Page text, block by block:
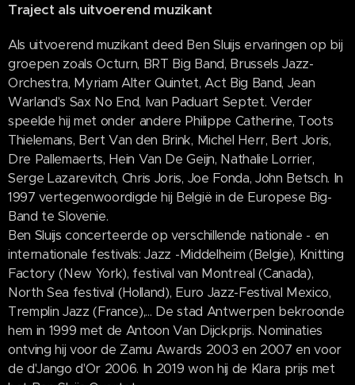
Traject als uitvoerend muzikant
Als uitvoerend muzikant deed Ben Sluijs ervaringen op bij
groepen zoals Octurn, BRT Big Band, Brussels Jazz-
Orchestra, Myriam Alter Quintet, Act Big Band, Jean
Warland's Sax No End, Ivan Paduart Septet. Verder
speelde hij met onder andere Philippe Catherine, Toots
Thielemans, Bert Van den Brink, Michel Herr, Bert Joris,
Dre Pallemaerts, Hein Van De Geijn, Nathalie Lorrier,
Serge Lazarevitch, Chris Joris, Joe Fonda, John Betsch. In
1997 vertegenwoordigde hij België in de Europese Big-
Band te Slovenie.
Ben Sluijs concerteerde op verschillende nationale - en
internationale festivals: Jazz -Middelheim (Belgie), Knitting
Factory (New York), festival van Montreal (Canada),
North Sea festival (Holland), Euro Jazz-Festival Mexico,
Tremplin Jazz (France),... De stad Antwerpen bekroonde
hem in 1999 met de Antoon Van Dijckprijs. Nominaties
ontving hij voor de Zamu Awards 2003 en 2007 en voor
de d'Jango d'Or 2006. In 2019 won hij de Klara prijs met